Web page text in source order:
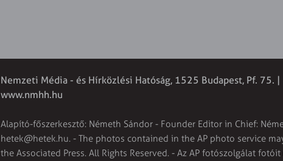
Nemzeti Média - és Hírközlési Hatóság, 1525 Budapest, Pf.
www.nmhh.hu
Alapító-főszerkesztő: Németh Sándor - Founder Editor in Chief:
hetek@hetek.hu. - The photos contained in the AP photo service
the Associated Press. All Rights Reserved. - Az AP fotószolgálat